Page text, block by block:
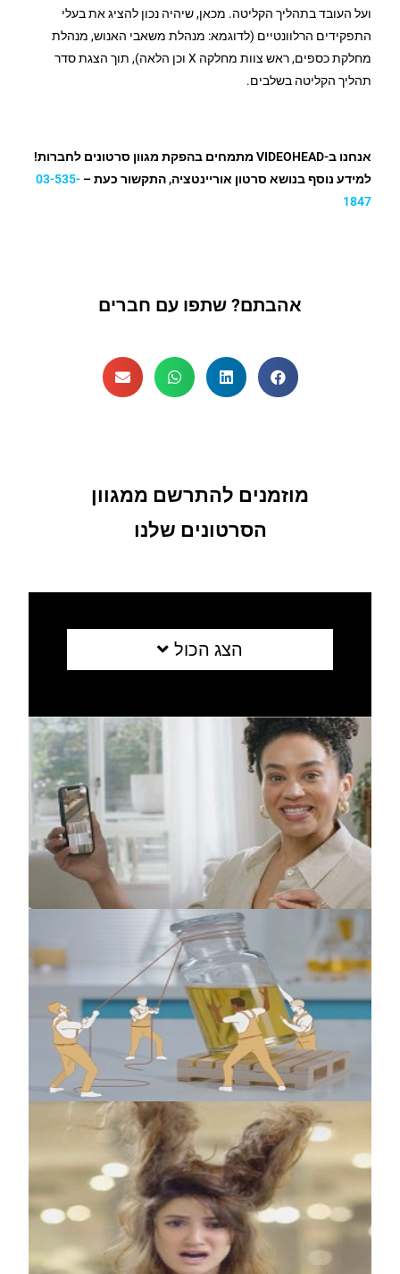
ועל העובד בתהליך הקליטה. מכאן, שיהיה נכון להציג את בעלי
התפקידים הרלוונטיים (לדוגמא: מנהלת משאבי האנוש, מנהלת
מחלקת כספים, ראש צוות מחלקה X וכן הלאה), תוך הצגת סדר
תהליך הקליטה בשלבים.
אנחנו ב-VIDEOHEAD מתמחים בהפקת מגוון סרטונים לחברות!
למידע נוסף בנושא סרטון אוריינטציה, התקשור כעת –03-535-
1847
אהבתם? שתפו עם חברים
מוזמנים להתרשם ממגוון
הסרטונים שלנו
הצג הכול